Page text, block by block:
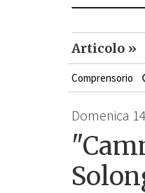
Articolo »
Comprensorio
Domenica